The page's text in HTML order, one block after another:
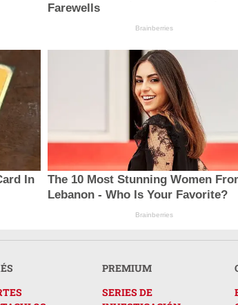
Farewells
Brainberries
In
The 10 Most Stunning Women
Lebanon - Who Is Your Favorite?
Brainberries
PREMIUM
SERIES DE